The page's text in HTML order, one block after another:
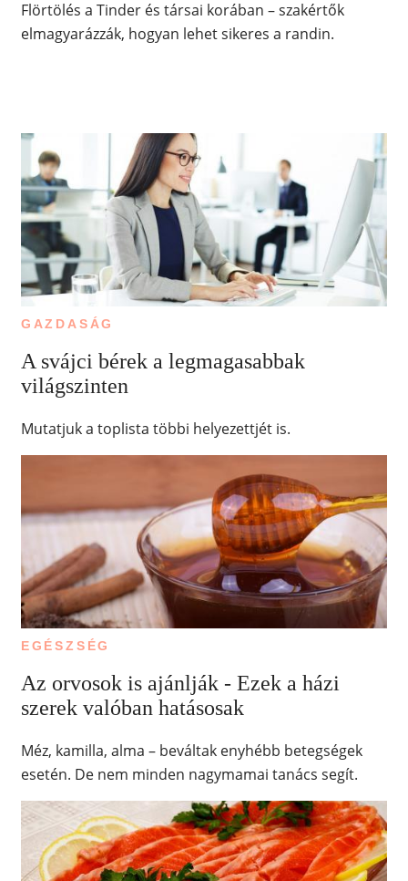
Flörtölés a Tinder és társai korában – szakértők
elmagyarázzák, hogyan lehet sikeres a randin.
GAZDASÁG
A svájci bérek a legmagasabbak
világszinten
Mutatjuk a toplista többi helyezettjét is.
EGÉSZSÉG
Az orvosok is ajánlják - Ezek a házi
szerek valóban hatásosak
Méz, kamilla, alma – beváltak enyhébb betegségek
esetén. De nem minden nagymamai tanács segít.